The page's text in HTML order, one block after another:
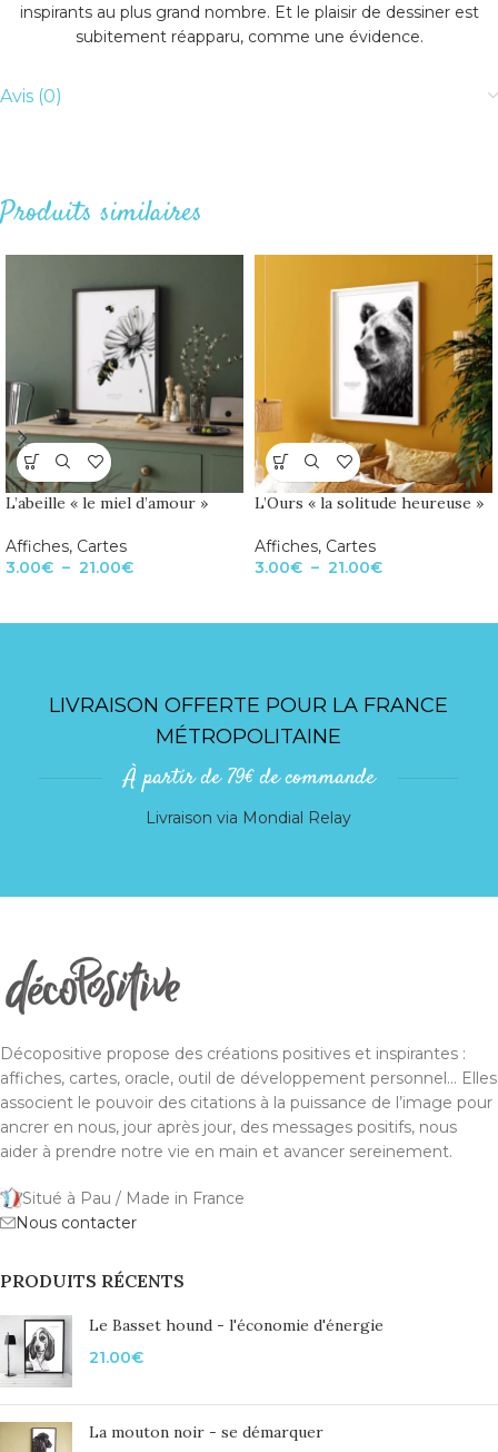
inspirants au plus grand nombre. Et le plaisir de dessiner est
subitement réapparu, comme une évidence.
Avis (0)
Produits similaires
L’abeille « le miel d’amour »
Affiches, Cartes
3.00€ – 21.00€
L’Ours « la solitude heureuse »
Affiches, Cartes
3.00€ – 21.00€
LIVRAISON OFFERTE POUR LA FRANCE
MÉTROPOLITAINE
À partir de 79€ de commande
Livraison via Mondial Relay
Décopositive propose des créations positives et inspirantes :
affiches, cartes, oracle, outil de développement personnel... Elles
associent le pouvoir des citations à la puissance de l’image pour
ancrer en nous, jour après jour, des messages positifs, nous
aider à prendre notre vie en main et avancer sereinement.
Situé à Pau / Made in France
Nous contacter
PRODUITS RÉCENTS
Le Basset hound - l'économie d'énergie
21.00€
La mouton noir - se démarquer